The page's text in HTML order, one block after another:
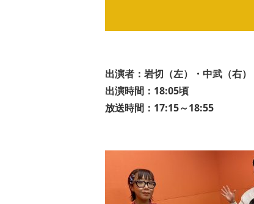
出演者：岩切（左）・中武（右）
出演時間：18:05頃
放送時間：17:15～18:55